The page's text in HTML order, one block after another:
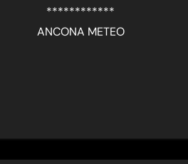
************
ANCONA METEO